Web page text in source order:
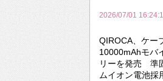
2026/07/01
QIROCA、ケー
10000mAhモバ
リーを発売 準
ムイオン電池採